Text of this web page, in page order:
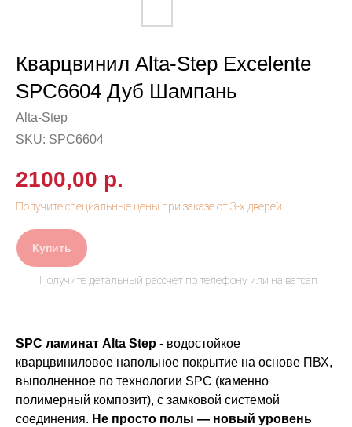
Кварцвинил Alta-Step Excelente
SPC6604 Дуб Шампань
Alta-Step
SKU: SPC6604
2100,00 р.
Купить
SPC ламинат Alta Step - водостойкое
кварцвиниловое напольное покрытие на основе ПВХ,
выполненное по технологии SPC (каменно
полимерный композит), с замковой системой
соединения. Не просто полы — новый уровень